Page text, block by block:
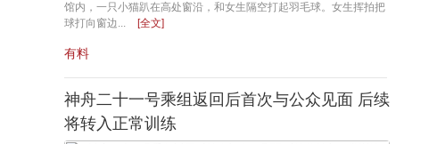
馆内，一只小猫趴在高处窗沿，和女生隔空打起羽毛球。女生挥拍把
球打向窗边...
[全文]
有料
神舟二十一号乘组返回后首次与公众见面 后续
将转入正常训练